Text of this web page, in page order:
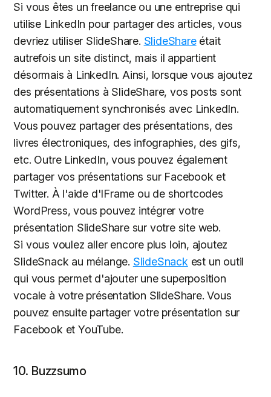
Si vous êtes un freelance ou une entreprise qui
utilise LinkedIn pour partager des articles, vous
devriez utiliser SlideShare. SlideShareétait
autrefois un site distinct, mais il appartient
désormais à LinkedIn. Ainsi, lorsque vous ajoutez
des présentations à SlideShare, vos posts sont
automatiquement synchronisés avec LinkedIn.
Vous pouvez partager des présentations, des
livres électroniques, des infographies, des gifs,
etc. Outre LinkedIn, vous pouvez également
partager vos présentations sur Facebook et
Twitter. À l'aide d'IFrame ou de shortcodes
WordPress, vous pouvez intégrer votre
présentation SlideShare sur votre site web.
Si vous voulez aller encore plus loin, ajoutez
SlideSnack au mélange. SlideSnack est un outil
qui vous permet d'ajouter une superposition
vocale à votre présentation SlideShare. Vous
pouvez ensuite partager votre présentation sur
Facebook et YouTube.
10. Buzzsumo